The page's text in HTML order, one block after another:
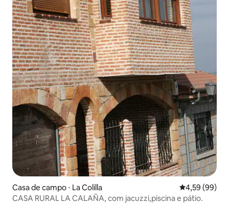
Casa de campo ⋅ La Colilla 4,59 de uma
4,59 (99)
CASA RURAL LA CALAÑA, com jacuzzi,piscina e pátio.